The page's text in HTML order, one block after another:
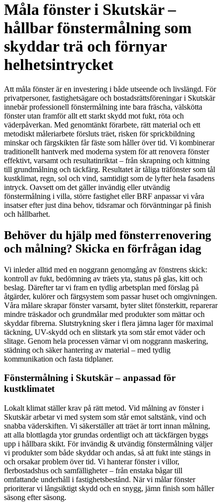
Måla fönster i Skutskär –
hållbar fönstermålning som
skyddar trä och förnyar
helhetsintrycket
Att måla fönster är en investering i både utseende och livslängd. För
privatpersoner, fastighetsägare och bostadsrättsföreningar i Skutskär
innebär professionell fönstermålning inte bara fräscha, välskötta
fönster utan framför allt ett starkt skydd mot fukt, röta och
väderpåverkan. Med genomtänkt förarbete, rätt material och ett
metodiskt måleriarbete försluts träet, risken för sprickbildning
minskar och färgskikten får fäste som håller över tid. Vi kombinerar
traditionellt hantverk med moderna system för att renovera fönster
effektivt, varsamt och resultatinriktat – från skrapning och kittning
till grundmålning och täckfärg. Resultatet är tåliga träfönster som tål
kustklimat, regn, sol och vind, samtidigt som de lyfter hela fasadens
intryck. Oavsett om det gäller invändig eller utvändig
fönstermålning i villa, större fastighet eller BRF anpassar vi våra
insatser efter just dina behov, tidsramar och förväntningar på finish
och hållbarhet.
Behöver du hjälp med fönsterrenovering
och målning? Skicka en förfrågan idag
Vi inleder alltid med en noggrann genomgång av fönstrens skick:
kontroll av fukt, bedömning av träets yta, status på glas, kitt och
beslag. Därefter tar vi fram en tydlig arbetsplan med förslag på
åtgärder, kulörer och färgsystem som passar huset och omgivningen.
Våra målare skrapar fönster varsamt, byter slitet fönsterkitt, reparerar
mindre träskador och grundmålar med produkter som mättar och
skyddar fibrerna. Slutstrykning sker i flera jämna lager för maximal
täckning, UV-skydd och en slitstark yta som står emot väder och
slitage. Genom hela processen värnar vi om noggrann maskering,
städning och säker hantering av material – med tydlig
kommunikation och fasta tidplaner.
Fönstermålning i Skutskär – anpassad för
kustklimatet
Lokalt klimat ställer krav på rätt metod. Vid målning av fönster i
Skutskär arbetar vi med system som står emot saltstänk, vind och
snabba väderskiften. Vi säkerställer att träet är torrt innan målning,
att alla blottlagda ytor grundas ordentligt och att täckfärgen byggs
upp i hållbara skikt. För invändig & utvändig fönstermålning väljer
vi produkter som både skyddar och andas, så att fukt inte stängs in
och orsakar problem över tid. Vi hanterar fönster i villor,
flerbostadshus och samfälligheter – från enstaka bågar till
omfattande underhåll i fastighetsbestånd. När vi målar fönster
prioriterar vi långsiktigt skydd och en snygg, jämn finish som håller
säsong efter säsong.